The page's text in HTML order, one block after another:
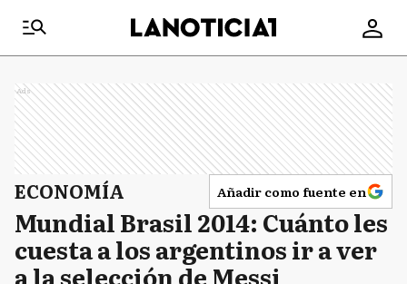
Ads
ECONOMÍA Añadir como fuente en
Mundial Brasil 2014: Cuánto les
cuesta a los argentinos ir a ver
a la selección de Messi